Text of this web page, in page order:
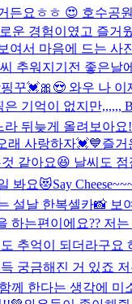
든요ㅎㅎ 😍 호수공
경험이였고 즐거웠
여서 마음에 드는 사
추워지기전 좋은날
꾸💓🎀😍 와우 나
은 기억이 없지만,,,,,,
뒤늦게 올려보아
래 사랑하자💓💙즐거
같아요😆 날씨도
봐요😻Say
설날 한복셀카📸 보
하는편이에요?? 저
추억이 되더라구
궁금해진 거 있죠
한다는 생각에